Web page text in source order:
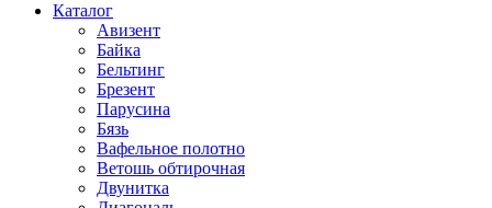
Каталог
Авизент
Байка
Бельтинг
Брезент
Парусина
Бязь
Вафельное полотно
Ветошь обтирочная
Двунитка